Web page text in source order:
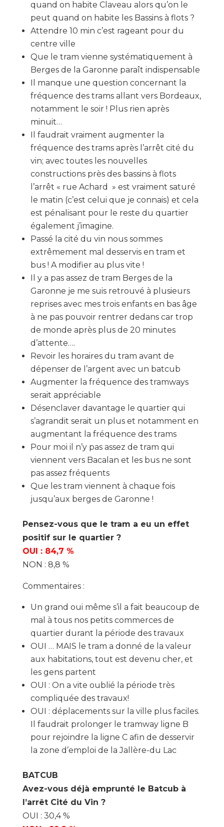
quand on habite Claveau alors qu’on le
peut quand on habite les Bassins à flots ?
Attendre 10 min c’est rageant pour du
centre ville
Que le tram vienne systématiquement à
Berges de la Garonne paraît indispensable
Il manque une question concernant la
fréquence des trams allant vers Bordeaux,
notamment le soir ! Plus rien après
minuit…
Il faudrait vraiment augmenter la
fréquence des trams après l’arrêt cité du
vin; avec toutes les nouvelles
constructions près des bassins à flots
l’arrêt « rue Achard » est vraiment saturé
le matin (c’est celui que je connais) et cela
est pénalisant pour le reste du quartier
également j’imagine.
Passé la cité du vin nous sommes
extrêmement mal desservis en tram et
bus ! A modifier au plus vite !
Il y a pas assez de tram Berges de la
Garonne je me suis retrouvé à plusieurs
reprises avec mes trois enfants en bas âge
à ne pas pouvoir rentrer dedans car trop
de monde après plus de 20 minutes
d’attente….
Revoir les horaires du tram avant de
dépenser de l’argent avec un batcub
Augmenter la fréquence des tramways
serait appréciable
Désenclaver davantage le quartier qui
s’agrandit serait un plus et notamment en
augmentant la fréquence des trams
Pour moi il n’y pas assez de tram qui
viennent vers Bacalan et les bus ne sont
pas assez fréquents
Que les tram viennent à chaque fois
jusqu’aux berges de Garonne !
Pensez-vous que le tram a eu un effet
positif sur le quartier ?
OUI : 84,7 %
NON : 8,8 %
Commentaires :
Un grand oui même s’il a fait beaucoup de
mal à tous nos petits commerces de
quartier durant la période des travaux
OUI … MAIS le tram a donné de la valeur
aux habitations, tout est devenu cher, et
les gens partent
OUI : On a vite oublié la période très
compliquée des travaux!
OUI : déplacements sur la ville plus faciles.
Il faudrait prolonger le tramway ligne B
pour rejoindre la ligne C afin de desservir
la zone d’emploi de la Jallère-du Lac
BATCUB
Avez-vous déjà emprunté le Batcub à
l’arrêt Cité du Vin ?
OUI : 30,4 %